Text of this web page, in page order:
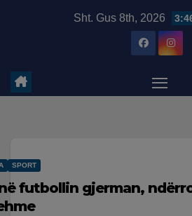
Sht. Gus 8th, 2026
SPORT
futbollin gjerman,